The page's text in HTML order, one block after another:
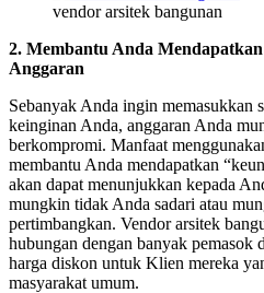
vendor arsitek bangunan
2. Membantu Anda
Anggaran
Sebanyak Anda ingin memasukkan
keinginan Anda, anggaran Anda
berkompromi. Manfaat
membantu Anda mendapatkan
akan dapat menunjukkan kepada
mungkin tidak Anda sadari atau
pertimbangkan. Vendor arsitek
hubungan dengan banyak pemasok
harga diskon untuk Klien mereka
masyarakat umum.